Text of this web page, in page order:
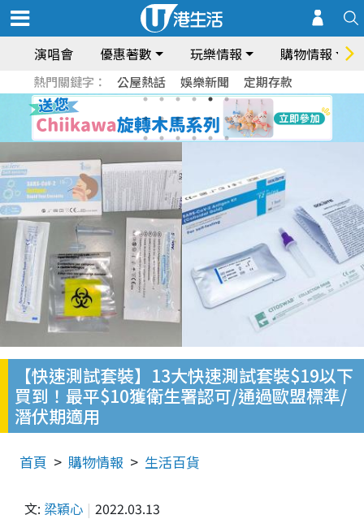
演唱會 優惠著數 玩樂情報 購物情報
熱門關鍵字： 公屋熱話 娛樂新聞 定期存款
【快速測試套裝】13大快速測試套裝$19以下
買到！最平$10獲衛生署認可/通過歐盟標準/
潛伏期適用
首頁 購物情報 生活百貨
文: 梁穎心 2022.03.13